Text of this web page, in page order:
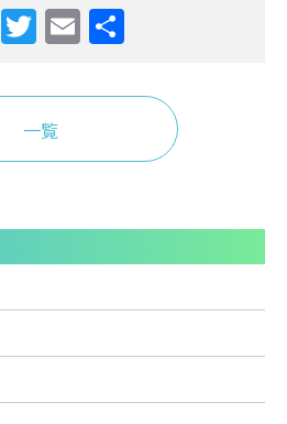
Facebook
Twitter
Email
一覧